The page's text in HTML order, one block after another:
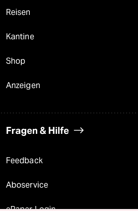
Reisen
Kantine
Shop
Anzeigen
Fragen & Hilfe
Feedback
Aboservice